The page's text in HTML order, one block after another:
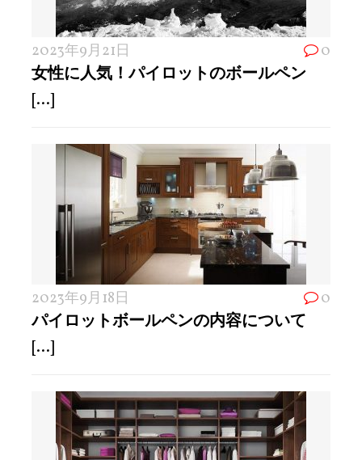
2023年9月21日 0
女性に人気！パイロットのボールペン
[...]
2023年9月18日 0
パイロットボールペンの内容について
[...]